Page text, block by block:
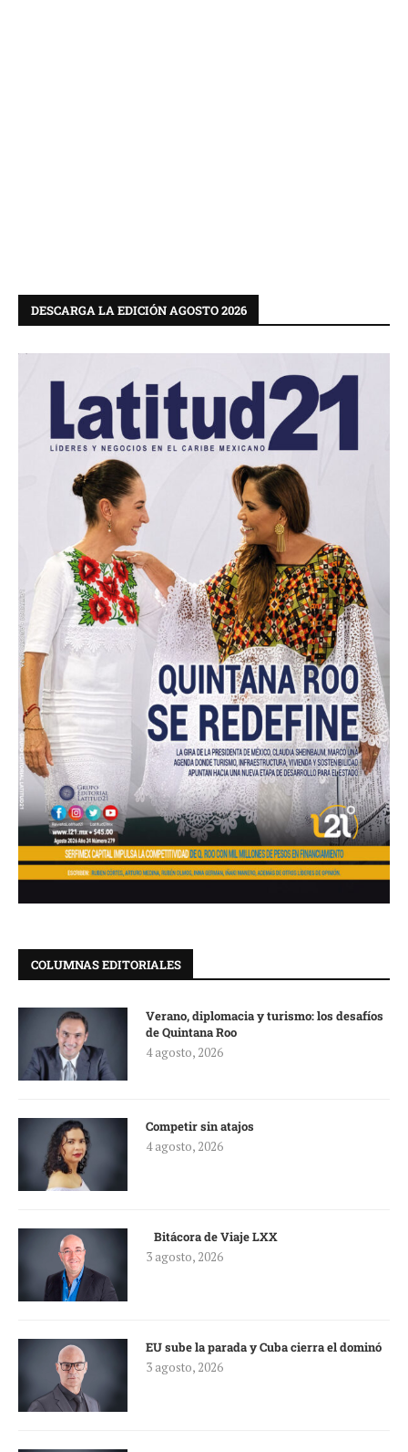
DESCARGA LA EDICIÓN AGOSTO 2026
COLUMNAS EDITORIALES
Verano, diplomacia y turismo: los desafíos
de Quintana Roo
4 agosto, 2026
Competir sin atajos
4 agosto, 2026
Bitácora de Viaje LXX
3 agosto, 2026
EU sube la parada y Cuba cierra el dominó
3 agosto, 2026